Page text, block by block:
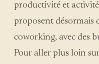
productivité et
proposent désormais
coworking, avec des
Pour aller plus loin